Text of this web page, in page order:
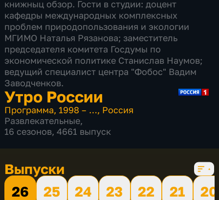
книжныц обзор. Гости в студии: доцент
кафедры международных комплексных
проблем природопользования и экологии
МГИМО Наталья Рязанова; заместитель
председателя комитета Госдумы по
экономической политике Станислав Наумов;
ведущий специалист центра "Фобос" Вадим
Заводченков.
Утро России
Программа, 1998 – …, Россия
Развлекательные,
16 сезонов, 4661 выпуск
Выпуски
26
25 24 23 22 21
20